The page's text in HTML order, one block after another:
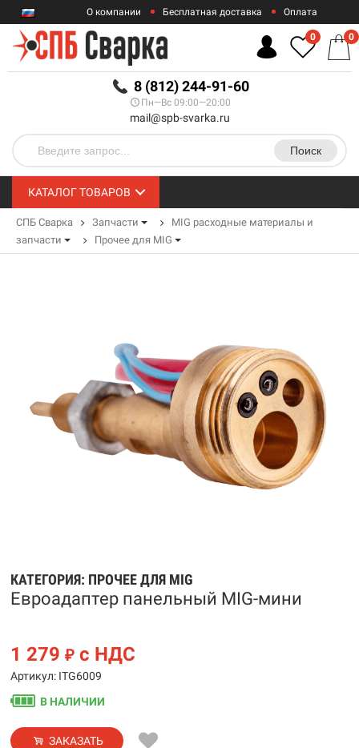
RUB
О компании Бесплатная доставка Оплата
Гарантии
8 (812) 244-91-60
Пн—Вс 09:00—20:00
mail@spb-svarka.ru
Поиск
0 0
КАТАЛОГ ТОВАРОВ
СПБ Сварка Запчасти
MIG расходные материалы и
запчасти
Прочее для MIG
КАТЕГОРИЯ: ПРОЧЕЕ ДЛЯ MIG
Евроадаптер панельный MIG-мини
1 279 ₽ с НДС
Артикул: ITG6009
В НАЛИЧИИ
ЗАКАЗАТЬ